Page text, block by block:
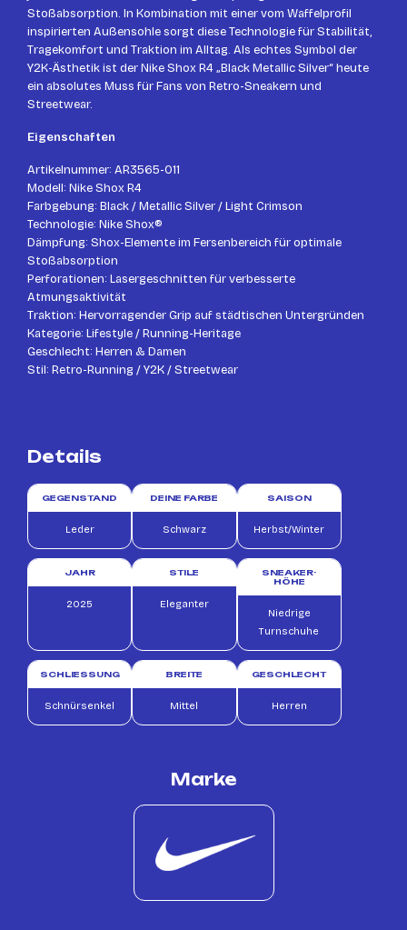
Stoßabsorption. In Kombination mit einer vom Waffelprofil
inspirierten Außensohle sorgt diese Technologie für Stabilität,
Tragekomfort und Traktion im Alltag. Als echtes Symbol der
Y2K-Ästhetik ist der Nike Shox R4 „Black Metallic Silver“ heute
ein absolutes Muss für Fans von Retro-Sneakern und
Streetwear.
Eigenschaften
Artikelnummer: AR3565-011
Modell: Nike Shox R4
Farbgebung: Black / Metallic Silver / Light Crimson
Technologie: Nike Shox®
Dämpfung: Shox-Elemente im Fersenbereich für optimale
Stoßabsorption
Perforationen: Lasergeschnitten für verbesserte
Atmungsaktivität
Traktion: Hervorragender Grip auf städtischen Untergründen
Kategorie: Lifestyle / Running-Heritage
Geschlecht: Herren & Damen
Stil: Retro-Running / Y2K / Streetwear
Details
GEGENSTAND
Leder
DEINE FARBE
Schwarz
SAISON
Herbst/Winter
JAHR
2025
STILE
Eleganter
SNEAKER-
HÖHE
Niedrige
Turnschuhe
SCHLIESSUNG
Schnürsenkel
BREITE
Mittel
GESCHLECHT
Herren
Marke